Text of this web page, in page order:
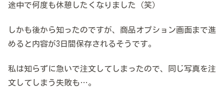
途中で何度も休憩したくなりました（笑）
しかも後から知ったのですが、商品オプション画面まで進
めると内容が3日間保存されるそうです。
私は知らずに急いで注文してしまったので、同じ写真を注
文してしまう失敗も…。